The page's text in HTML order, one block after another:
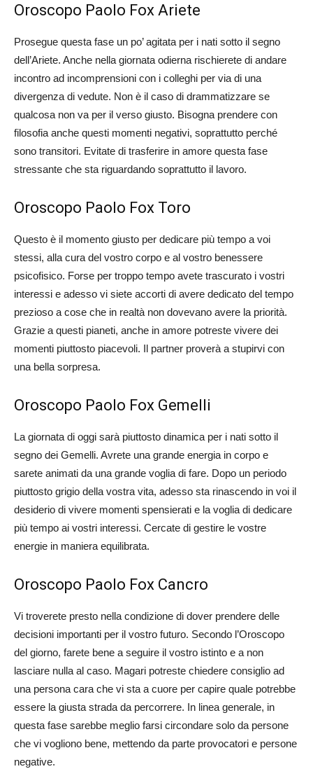
Oroscopo Paolo Fox Ariete
Prosegue questa fase un po’ agitata per i nati sotto il segno
dell’Ariete. Anche nella giornata odierna rischierete di andare
incontro ad incomprensioni con i colleghi per via di una
divergenza di vedute. Non è il caso di drammatizzare se
qualcosa non va per il verso giusto. Bisogna prendere con
filosofia anche questi momenti negativi, soprattutto perché
sono transitori. Evitate di trasferire in amore questa fase
stressante che sta riguardando soprattutto il lavoro.
Oroscopo Paolo Fox Toro
Questo è il momento giusto per dedicare più tempo a voi
stessi, alla cura del vostro corpo e al vostro benessere
psicofisico. Forse per troppo tempo avete trascurato i vostri
interessi e adesso vi siete accorti di avere dedicato del tempo
prezioso a cose che in realtà non dovevano avere la priorità.
Grazie a questi pianeti, anche in amore potreste vivere dei
momenti piuttosto piacevoli. Il partner proverà a stupirvi con
una bella sorpresa.
Oroscopo Paolo Fox Gemelli
La giornata di oggi sarà piuttosto dinamica per i nati sotto il
segno dei Gemelli. Avrete una grande energia in corpo e
sarete animati da una grande voglia di fare. Dopo un periodo
piuttosto grigio della vostra vita, adesso sta rinascendo in voi il
desiderio di vivere momenti spensierati e la voglia di dedicare
più tempo ai vostri interessi. Cercate di gestire le vostre
energie in maniera equilibrata.
Oroscopo Paolo Fox Cancro
Vi troverete presto nella condizione di dover prendere delle
decisioni importanti per il vostro futuro. Secondo l’Oroscopo
del giorno, farete bene a seguire il vostro istinto e a non
lasciare nulla al caso. Magari potreste chiedere consiglio ad
una persona cara che vi sta a cuore per capire quale potrebbe
essere la giusta strada da percorrere. In linea generale, in
questa fase sarebbe meglio farsi circondare solo da persone
che vi vogliono bene, mettendo da parte provocatori e persone
negative.